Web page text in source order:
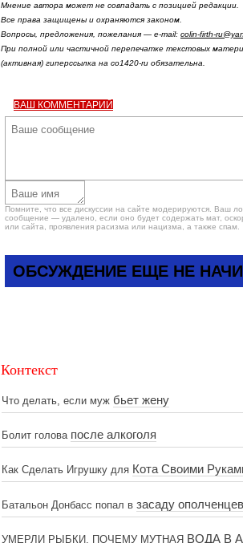
Мнение автора может не совпадать с позицией редакции.
Все права защищены и охраняются законом.
Вопросы, предложения, пожелания — e-mail: colin-firth-
При полной или частичной перепечатке текстовых
(активная) гиперссылка на co1420-ru обязательна.
ВАШ КОММЕНТАРИЙ
Помните, что все дискуссии на сайте модерируются. Ваш
сообщение — удалено, если оно будет содержать мат,
или сайта, проявления расизма или нацизма, а также спам.
ОБСУЖДЕНИЕ ЕЩЕ НЕ
Контекст
Что делать, если муж бьет жену
Болит голова после алкоголя
Как Сделать Игрушку для Кота Своими
Батальон Донбасс попал в засаду
УМЕРЛИ РЫБКИ, ПОЧЕМУ МУТНАЯ ВОДА В